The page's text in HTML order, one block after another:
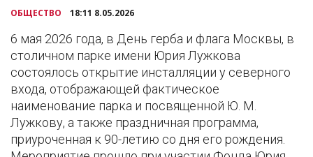
ОБЩЕСТВО 18:11 8.05.2026
6 мая 2026 года, в День герба и флага Москвы, в
столичном парке имени Юрия Лужкова
состоялось открытие инсталляции у северного
входа, отображающей фактическое
наименование парка и посвященной Ю. М.
Лужкову, а также праздничная программа,
приуроченная к 90-летию со дня его рождения.